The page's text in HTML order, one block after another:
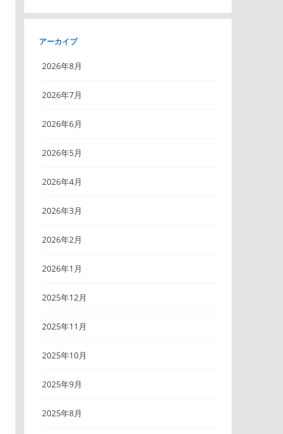
アーカイブ
2026年8月
2026年7月
2026年6月
2026年5月
2026年4月
2026年3月
2026年2月
2026年1月
2025年12月
2025年11月
2025年10月
2025年9月
2025年8月